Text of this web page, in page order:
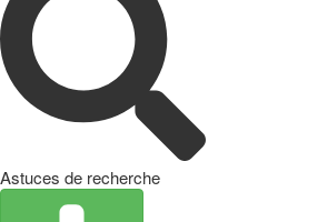
Astuces de recherche